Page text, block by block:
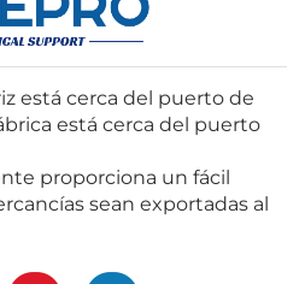
está cerca del puerto de
está cerca del puerto
proporciona un fácil
sean exportadas al